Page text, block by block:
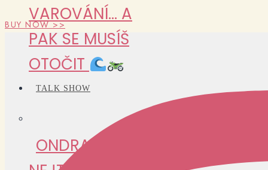
VAROVÁNÍ… A
PAK SE MUSÍŠ
OTOČIT
TALK SHOW
ONDRA VLK:
BUY NOW >>